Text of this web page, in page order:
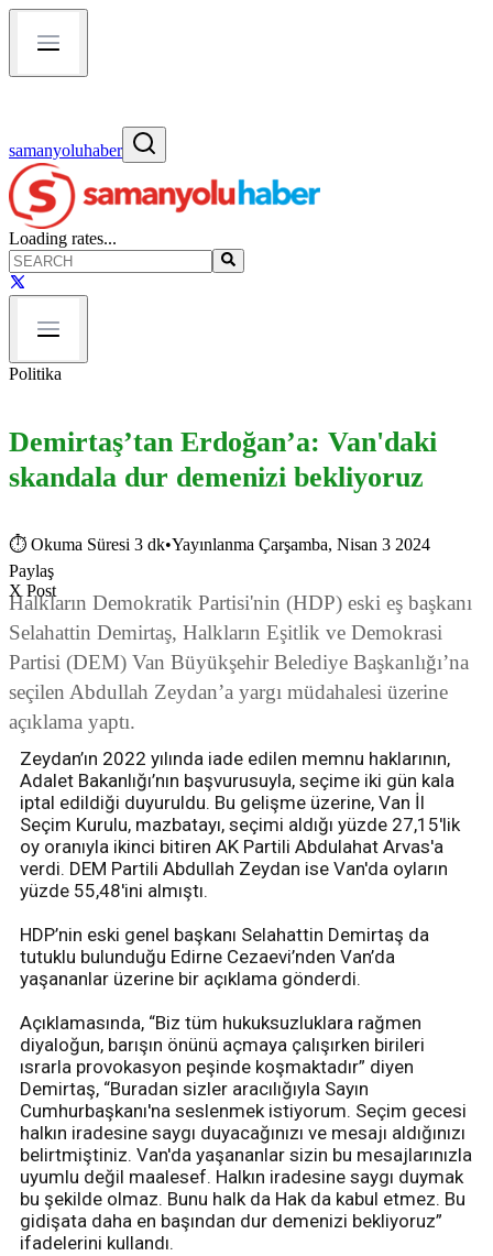
samanyoluhaber
Loading rates...
Politika
Demirtaş’tan Erdoğan’a: Van'daki
skandala dur demenizi bekliyoruz
⏱ Okuma Süresi 3 dk•Yayınlanma Çarşamba, Nisan 3 2024
Paylaş
X Post
Halkların Demokratik Partisi'nin (HDP) eski eş başkanı
Selahattin Demirtaş, Halkların Eşitlik ve Demokrasi
Partisi (DEM) Van Büyükşehir Belediye Başkanlığı’na
seçilen Abdullah Zeydan’a yargı müdahalesi üzerine
açıklama yaptı.
Zeydan’ın 2022 yılında iade edilen memnu haklarının,
Adalet Bakanlığı’nın başvurusuyla, seçime iki gün kala
iptal edildiği duyuruldu. Bu gelişme üzerine, Van İl
Seçim Kurulu, mazbatayı, seçimi aldığı yüzde 27,15'lik
oy oranıyla ikinci bitiren AK Partili Abdulahat Arvas'a
verdi. DEM Partili Abdullah Zeydan ise Van'da oyların
yüzde 55,48'ini almıştı.
HDP’nin eski genel başkanı Selahattin Demirtaş da
tutuklu bulunduğu Edirne Cezaevi’nden Van’da
yaşananlar üzerine bir açıklama gönderdi.
Açıklamasında, “Biz tüm hukuksuzluklara rağmen
diyaloğun, barışın önünü açmaya çalışırken birileri
ısrarla provokasyon peşinde koşmaktadır” diyen
Demirtaş, “Buradan sizler aracılığıyla Sayın
Cumhurbaşkanı'na seslenmek istiyorum. Seçim gecesi
halkın iradesine saygı duyacağınızı ve mesajı aldığınızı
belirtmiştiniz. Van'da yaşananlar sizin bu mesajlarınızla
uyumlu değil maalesef. Halkın iradesine saygı duymak
bu şekilde olmaz. Bunu halk da Hak da kabul etmez. Bu
gidişata daha en başından dur demenizi bekliyoruz”
ifadelerini kullandı.